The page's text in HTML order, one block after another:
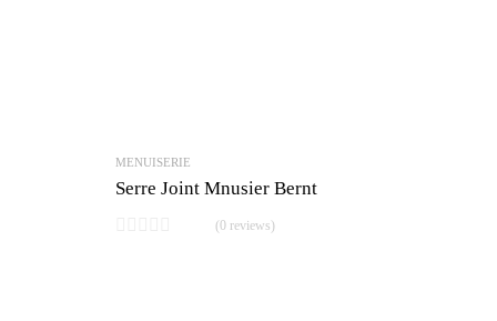
MENUISERIE
Serre Joint Mnusier Bernt
(0 reviews)